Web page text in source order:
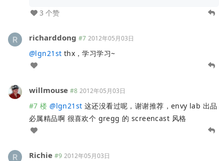
3 个赞
richarddong #7 2012年05月03日
@lgn21st thx，学习学习~
willmouse #8 2012年05月03日
#7 楼 @lgn21st 这还没看过呢，谢谢推荐，envy lab 出品
必属精品啊 很喜欢个 gregg 的 screencast 风格
Richie #9 2012年05月03日